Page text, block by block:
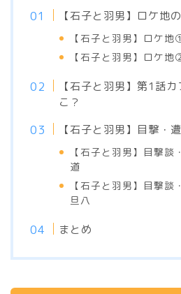
【石子と羽男】ロケ地
【石子と羽男】ロケ
【石子と羽男】ロケ
【石子と羽男】第1話
こ？
【石子と羽男】目撃・
【石子と羽男】目撃
道
【石子と羽男】目撃
旦八
まとめ